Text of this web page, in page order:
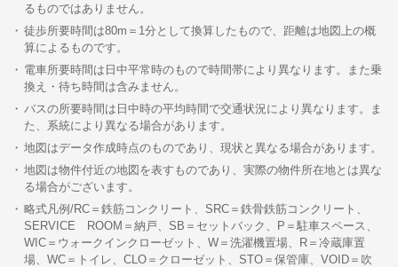
るものではありません。
徒歩所要時間は80m＝1分として換算したもので、距離は地図上の概
算によるものです。
電車所要時間は日中平常時のもので時間帯により異なります。また乗
換え・待ち時間は含みません。
バスの所要時間は日中時の平均時間で交通状況により異なります。ま
た、系統により異なる場合があります。
地図はデータ作成時点のものであり、現状と異なる場合があります。
地図は物件付近の地図を表すものであり、実際の物件所在地とは異な
る場合がございます。
略式凡例/RC＝鉄筋コンクリート、SRC＝鉄骨鉄筋コンクリート、
SERVICE ROOM＝納戸、SB＝セットバック、P＝駐車スペース、
WIC＝ウォークインクローゼット、W＝洗濯機置場、R＝冷蔵庫置
場、WC＝トイレ、CLO＝クローゼット、STO＝保管庫、VOID＝吹